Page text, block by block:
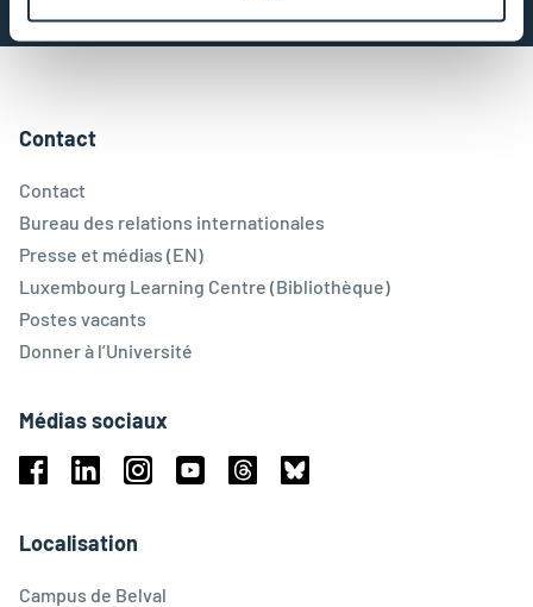
Contact
Contact
Bureau des relations internationales
Presse et médias (EN)
Luxembourg Learning Centre (Bibliothèque)
Postes vacants
Donner à l’Université
Médias sociaux
Localisation
Campus de Belval